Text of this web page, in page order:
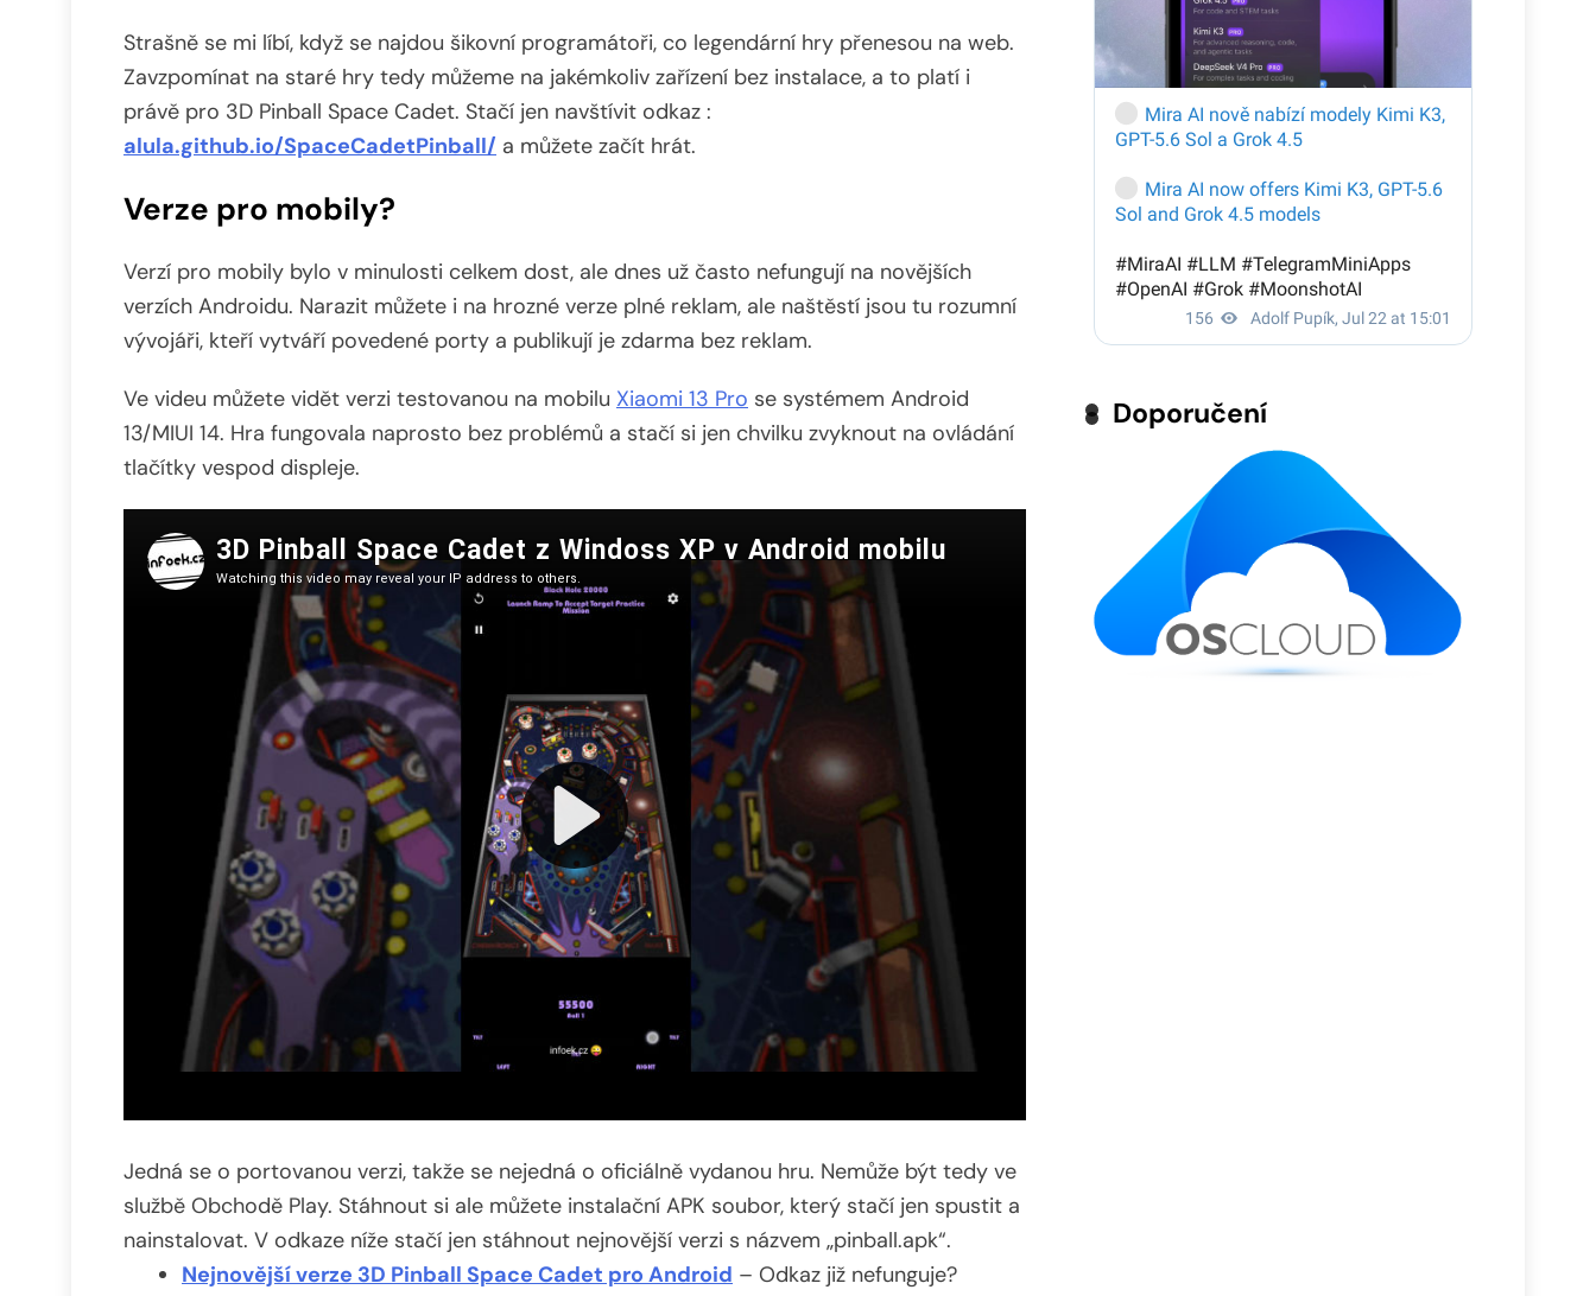
Strašně se mi líbí, když se najdou šikovní programátoři, co legendární hry přenesou na web.
Zavzpomínat na staré hry tedy můžeme na jakémkoliv zařízení bez instalace, a to platí i
právě pro 3D Pinball Space Cadet. Stačí jen navštívit odkaz :
alula.github.io/SpaceCadetPinball/ a můžete začít hrát.
Verze pro mobily?
Verzí pro mobily bylo v minulosti celkem dost, ale dnes už často nefungují na novějších
verzích Androidu. Narazit můžete i na hrozné verze plné reklam, ale naštěstí jsou tu rozumní
vývojáři, kteří vytváří povedené porty a publikují je zdarma bez reklam.
Ve videu můžete vidět verzi testovanou na mobilu Xiaomi 13 Pro se systémem Android
13/MIUI 14. Hra fungovala naprosto bez problémů a stačí si jen chvilku zvyknout na ovládání
tlačítky vespod displeje.
Jedná se o portovanou verzi, takže se nejedná o oficiálně vydanou hru. Nemůže být tedy ve
službě Obchodě Play. Stáhnout si ale můžete instalační APK soubor, který stačí jen spustit a
nainstalovat. V odkaze níže stačí jen stáhnout nejnovější verzi s názvem „pinball.apk“.
Nejnovější verze 3D Pinball Space Cadet pro Android – Odkaz již nefunguje?
Doporučení